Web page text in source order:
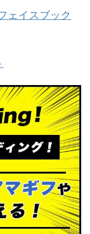
ェイスブック